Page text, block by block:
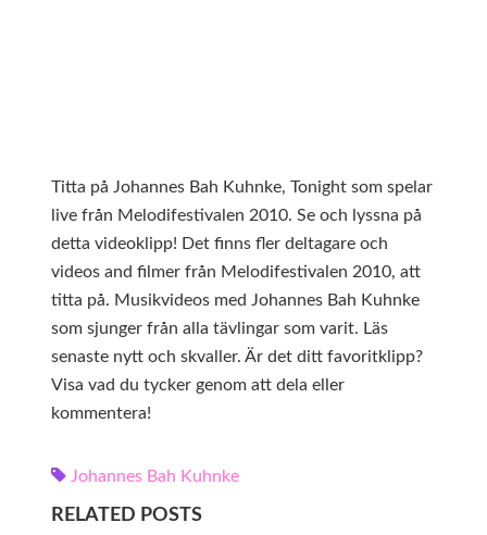
Titta på Johannes Bah Kuhnke, Tonight som spelar
live från Melodifestivalen 2010. Se och lyssna på
detta videoklipp! Det finns fler deltagare och
videos and filmer från Melodifestivalen 2010, att
titta på. Musikvideos med Johannes Bah Kuhnke
som sjunger från alla tävlingar som varit. Läs
senaste nytt och skvaller. Är det ditt favoritklipp?
Visa vad du tycker genom att dela eller
kommentera!
Johannes Bah Kuhnke
RELATED POSTS